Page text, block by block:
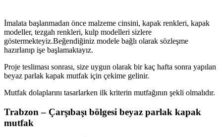
İmalata başlanmadan önce malzeme cinsini, kapak renkleri, kapak
modeller, tezgah renkleri, kulp modelleri sizlere
göstermekteyiz.Beğendiğiniz modele bağlı olarak sözleşme
hazırlanıp işe başlamaktayız.
Proje tesliması sonrası, size uygun olarak bir kaç hafta sonra yapılan
beyaz parlak kapak mutfak için çekime gelinir.
Mutfak dolaplarını tasarlarken ilk kriterin mutfağının şekli olmalıdır.
Trabzon – Çarşıbaşı bölgesi beyaz parlak kapak
mutfak